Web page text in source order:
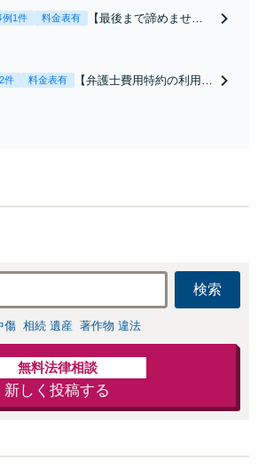
例1件 料金表有
【最後まで諦めませ
合意してしまう前にご
件 料金表有
【弁護士費用特約の利用＆
は損をしてしまうかもしれ
検索
傷 相続 遺産 著作物 違法
無料法律相談
新しく投稿する